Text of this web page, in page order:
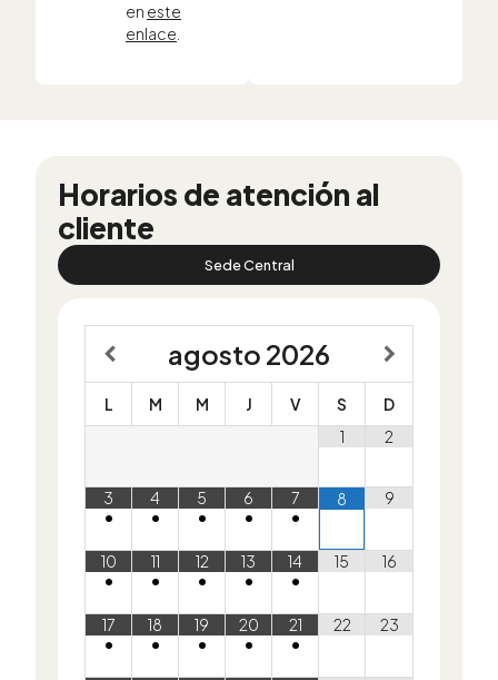
en este
enlace
Horarios de atención al
cliente
Sede Central
agosto 2026
L M M J V S
D
1
2
3
•
4
•
5
•
6
•
7
•
8 9
10
•
11
•
12
•
13
•
14
•
15 16
17
•
18
•
19
•
20
•
21
•
22 23